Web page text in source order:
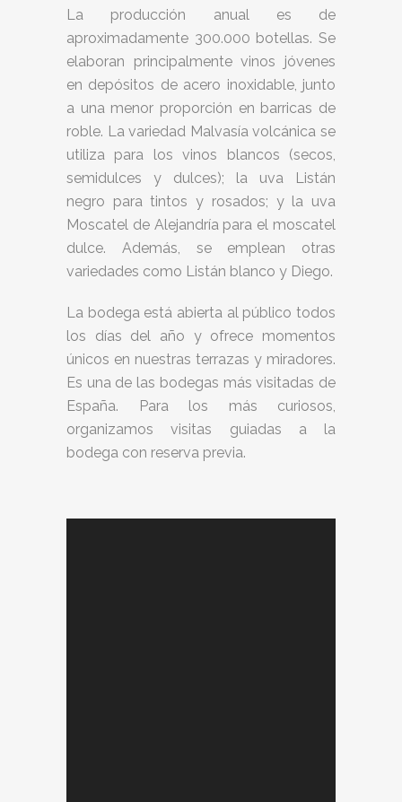
La producción anual es de
aproximadamente 300.000 botellas. Se
elaboran principalmente vinos jóvenes
en depósitos de acero inoxidable, junto
a una menor proporción en barricas de
roble. La variedad Malvasía volcánica se
utiliza para los vinos blancos (secos,
semidulces y dulces); la uva Listán
negro para tintos y rosados; y la uva
Moscatel de Alejandría para el moscatel
dulce. Además, se emplean otras
variedades como Listán blanco y Diego.
La bodega está abierta al público todos
los días del año y ofrece momentos
únicos en nuestras terrazas y miradores.
Es una de las bodegas más visitadas de
España. Para los más curiosos,
organizamos visitas guiadas a la
bodega con reserva previa.